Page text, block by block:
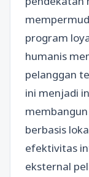
program
humanis
pelanggan
ini menjadi
berbasis
efektivitas
eksternal